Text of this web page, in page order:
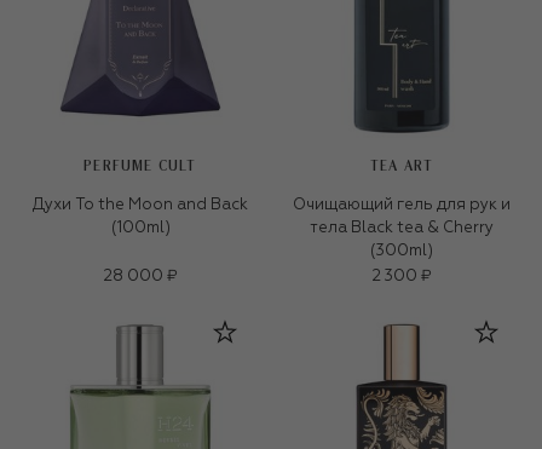
PERFUME CULT
Духи To the Moon and Back
(100ml)
28 000 ₽
TEA ART
Очищающий гель для рук и
тела Black tea & Cherry
(300ml)
2 300 ₽